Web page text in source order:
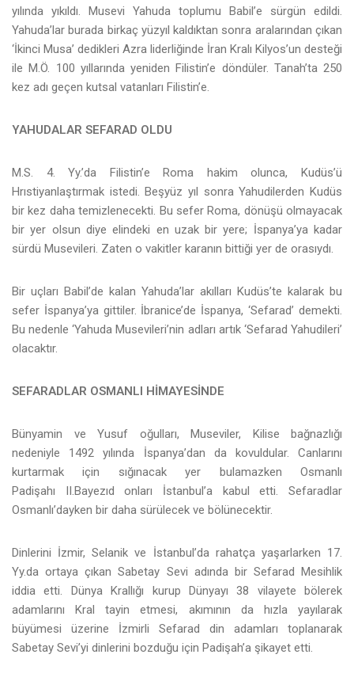
yılında yıkıldı. Musevi Yahuda toplumu Babil’e sürgün edildi.
Yahuda’lar burada birkaç yüzyıl kaldıktan sonra aralarından çıkan
‘İkinci Musa’ dedikleri Azra liderliğinde İran Kralı Kilyos’un desteği
ile M.Ö. 100 yıllarında yeniden Filistin’e döndüler. Tanah’ta 250
kez adı geçen kutsal vatanları Filistin’e.
YAHUDALAR SEFARAD OLDU
M.S. 4. Yy.’da Filistin’e Roma hakim olunca, Kudüs’ü
Hrıstiyanlaştırmak istedi. Beşyüz yıl sonra Yahudilerden Kudüs
bir kez daha temizlenecekti. Bu sefer Roma, dönüşü olmayacak
bir yer olsun diye elindeki en uzak bir yere; İspanya’ya kadar
sürdü Musevileri. Zaten o vakitler karanın bittiği yer de orasıydı.
Bir uçları Babil’de kalan Yahuda’lar akılları Kudüs’te kalarak bu
sefer İspanya’ya gittiler. İbranice’de İspanya, ‘Sefarad’ demekti.
Bu nedenle ‘Yahuda Musevileri’nin adları artık ‘Sefarad Yahudileri’
olacaktır.
SEFARADLAR OSMANLI HİMAYESİNDE
Bünyamin ve Yusuf oğulları, Museviler, Kilise bağnazlığı
nedeniyle 1492 yılında İspanya’dan da kovuldular. Canlarını
kurtarmak için sığınacak yer bulamazken Osmanlı
Padişahı II.Bayezıd onları İstanbul’a kabul etti. Sefaradlar
Osmanlı’dayken bir daha sürülecek ve bölünecektir.
Dinlerini İzmir, Selanik ve İstanbul’da rahatça yaşarlarken 17.
Yy.da ortaya çıkan Sabetay Sevi adında bir Sefarad Mesihlik
iddia etti. Dünya Krallığı kurup Dünyayı 38 vilayete bölerek
adamlarını Kral tayin etmesi, akımının da hızla yayılarak
büyümesi üzerine İzmirli Sefarad din adamları toplanarak
Sabetay Sevi’yi dinlerini bozduğu için Padişah’a şikayet etti.